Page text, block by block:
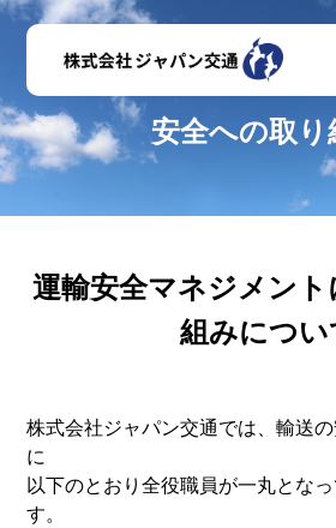
安全への取り
運輸安全マネジメント
組みについ
株式会社ジャパン交通では、輸送
に
以下のとおり全役職員が一丸とな
す。